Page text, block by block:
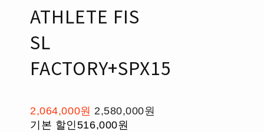
ATHLETE FIS
SL
FACTORY+SPX15
2,064,000원 2,580,000원
기본 할인516,000원